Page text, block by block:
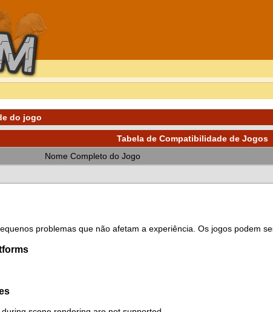
do jogo
Tabela de Compatibilidade de Jogos
Nome Completo do Jogo
problemas que não afetam a experiência. Os jogos podem